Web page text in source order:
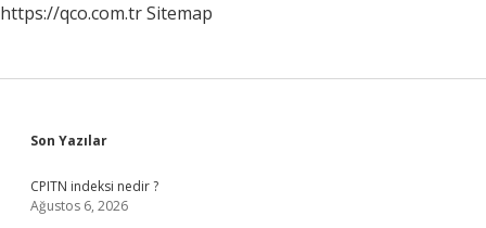
https://qco.com.trSitemap
Sidebar
Son Yazılar
CPITN indeksi nedir ?
Ağustos 6, 2026